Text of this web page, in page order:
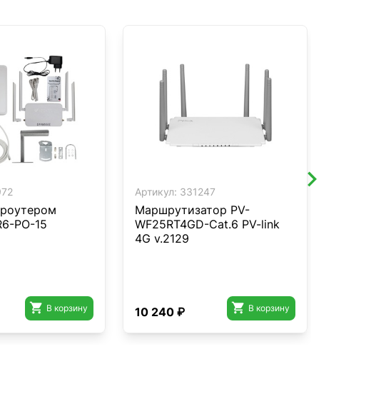
PO-15
 В корзину
Артикул: 331247
Маршрутизатор PV-
WF25RT4GD-Cat.6 PV-link
4G v.2129
10 240 ₽  В корзину